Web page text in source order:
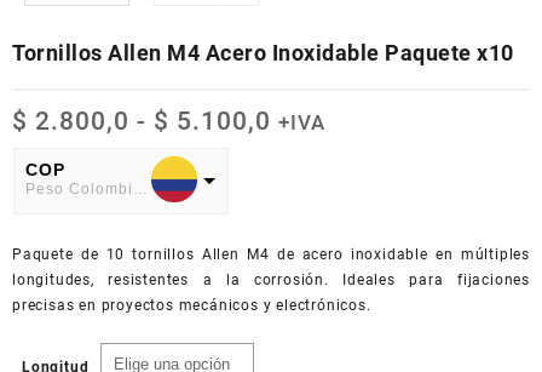
Tornillos Allen M4 Acero Inoxidable Paquete x10
$ 2.800,0 - $ 5.100,0 Rango
hasta
$ 5.100,0
+IVA
COP
Peso Colombiano
American Dollar
Paquete de 10 tornillos Allen M4 de acero inoxidable en múltiples
longitudes, resistentes a la corrosión. Ideales para fijaciones
precisas en proyectos mecánicos y electrónicos.
Longitud